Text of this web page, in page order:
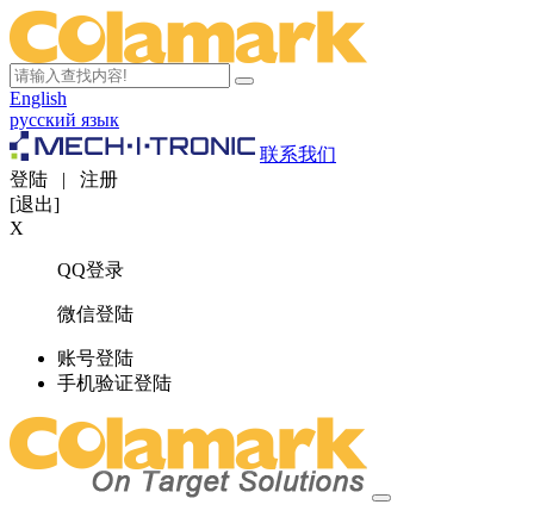
English
русский язык
联系我们
登陆 | 注册
[退出]
X
QQ登录
微信登陆
账号登陆
手机验证登陆